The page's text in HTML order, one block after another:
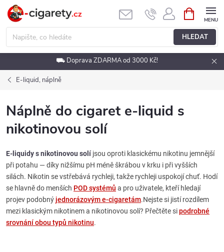
Přejít
obsah
HLEDAT
NÁKUPNÍ
KOŠÍK
⛟ Doprava ZDARMA od 3000 Kč!
E-liquid, náplně
Náplně do cigaret e-liquid s
nikotinovou solí
E-liquidy s nikotinovou solí jsou oproti klasickému nikotinu jemnější
při potahu — díky nižšímu pH méně škrábou v krku i při vyšších
silách. Nikotin se vstřebává rychleji, takže rychleji uspokojí chuť. Hodí
se hlavně do menších POD systémů a pro uživatele, kteří hledají
projev podobný jednorázovým e-cigaretám.Nejste si jistí rozdílem
mezi klasickým nikotinem a nikotinovou solí? Přečtěte sipodrobné
srovnání obou typů nikotinu.